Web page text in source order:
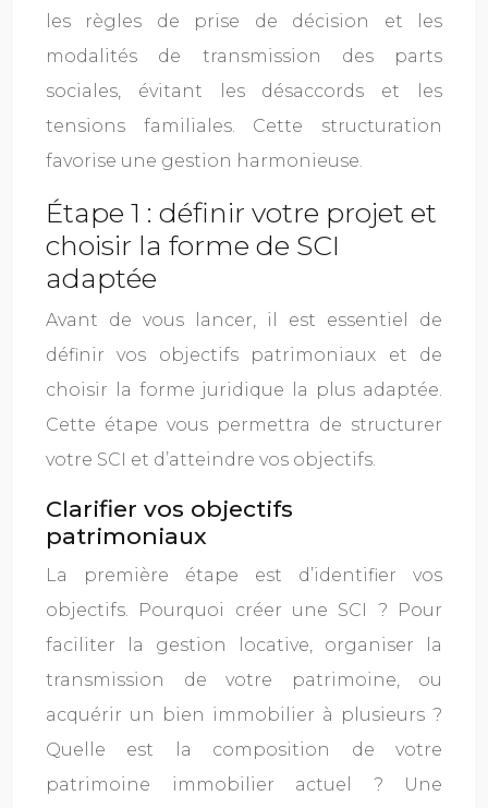
les règles de prise de décision et les
modalités de transmission des parts
sociales, évitant les désaccords et les
tensions familiales. Cette structuration
favorise une gestion harmonieuse.
Étape 1 : définir votre projet et
choisir la forme de SCI
adaptée
Avant de vous lancer, il est essentiel de
définir vos objectifs patrimoniaux et de
choisir la forme juridique la plus adaptée.
Cette étape vous permettra de structurer
votre SCI et d’atteindre vos objectifs.
Clarifier vos objectifs
patrimoniaux
La première étape est d’identifier vos
objectifs. Pourquoi créer une SCI ? Pour
faciliter la gestion locative, organiser la
transmission de votre patrimoine, ou
acquérir un bien immobilier à plusieurs ?
Quelle est la composition de votre
patrimoine immobilier actuel ? Une